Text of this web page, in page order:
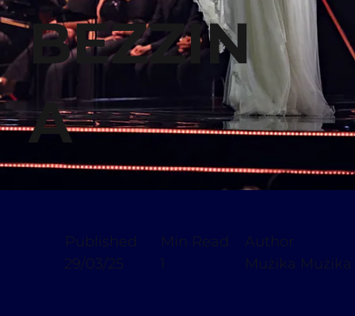
BEZZIN
A
Author
Mużika Mużika
Published
29/03/25
Min Read
1